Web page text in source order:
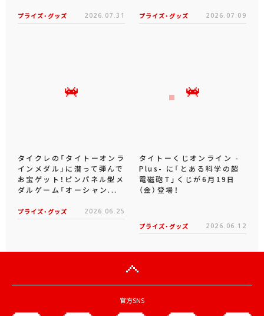
プライズ・グッズ 2026.07.31 プライズ・グッズ 2026.07.09
タイクレの「タイトーオンラ
インメダル」に潜って弾んで
お宝ゲット！ピンパネル型メ
ダルゲーム「オーシャン...
プライズ・グッズ 2026.06.25
タイトーくじオンライン -
Plus- に「とある科学の超
電磁砲T」くじが6月19日
（金）登場！
プライズ・グッズ 2026.06.12
官方SNS